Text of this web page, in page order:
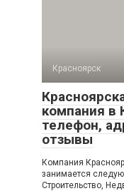
Красноярск
компания в
телефон,
отзывы
Компания
занимается
Строительство,